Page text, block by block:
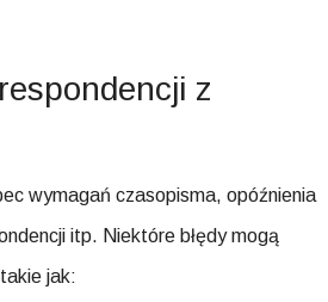
z
wymagań czasopisma, opóźnienia
itp. Niektóre błędy mogą
jak: